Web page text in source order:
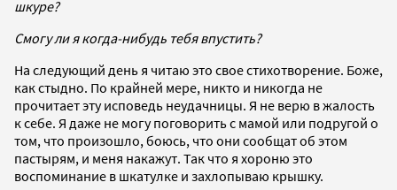
шкуре?
Смогу ли я когда-нибудь тебя впустить?
На следующий день я читаю это свое стихотворение. Боже,
как стыдно. По крайней мере, никто и никогда не
прочитает эту исповедь неудачницы. Я не верю в жалость
к себе. Я даже не могу поговорить с мамой или подругой о
том, что произошло, боюсь, что они сообщат об этом
пастырям, и меня накажут. Так что я хороню это
воспоминание в шкатулке и захлопываю крышку.